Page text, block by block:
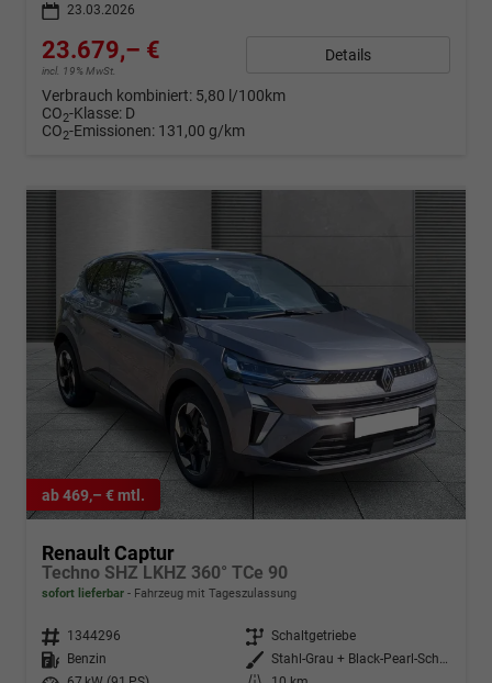
23.03.2026
23.679,– €
incl. 19% MwSt.
Details
Verbrauch kombiniert: 5,80 l/100km
CO2-Klasse: D
CO2-Emissionen: 131,00 g/km
ab 469,– € mtl.
Renault Captur
Techno SHZ LKHZ 360° TCe 90
sofort lieferbar Fahrzeug mit Tageszulassung
Fahrzeugnr. 1344296 Getriebe Schaltgetriebe
Kraftstoff
Benzin Außenfarbe
Stahl-Grau + Black-Pearl-Schwarz